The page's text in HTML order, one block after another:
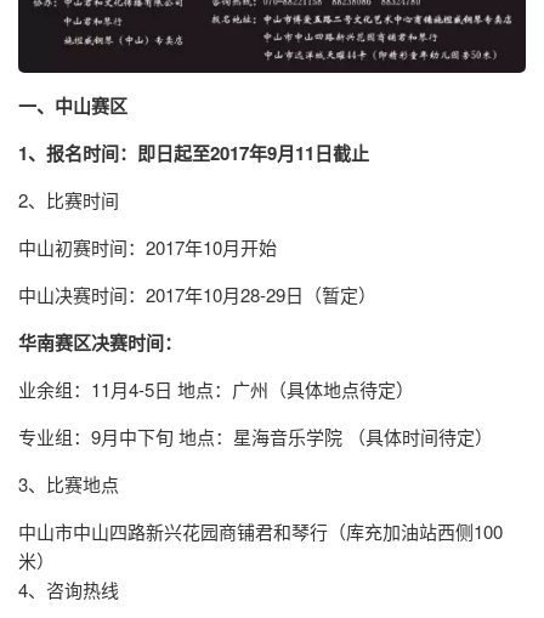
一、 中山赛区
1、报名时间：即日起至2017年9月11日截止
2、比赛时间
中山初赛时间：2017年10月开始
中山决赛时间：2017年10月28-29日（暂定）
华南赛区决赛时间：
业余组：11月4-5日 地点：广州（具体地点待定）
专业组：9月中下旬 地点：星海音乐学院 （具体时间待定）
3、比赛地点
中山市中山四路新兴花园商铺君和琴行（库充加油站西侧100
米）
4、咨询热线